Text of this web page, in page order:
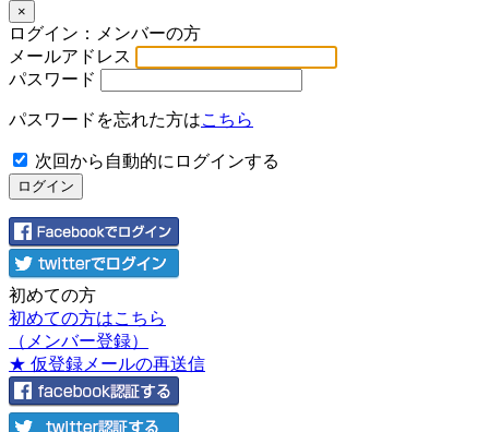
×
ログイン：メンバーの方
メールアドレス
パスワード
パスワードを忘れた方はこちら
次回から自動的にログインする
初めての方
初めての方はこちら
（メンバー登録）
★ 仮登録メールの再送信